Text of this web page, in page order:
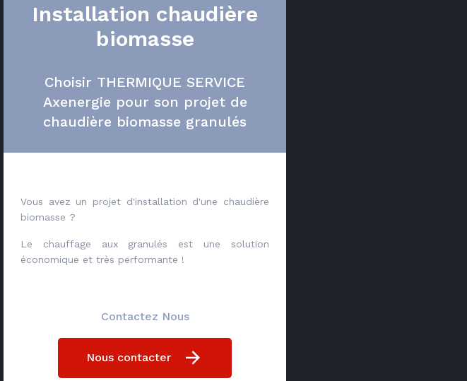
Installation chaudière
biomasse
Choisir THERMIQUE SERVICE
Axenergie pour son projet de
chaudière biomasse granulés
Vous avez un projet d'installation d'une chaudière
biomasse ?
Le chauffage aux granulés est une solution
économique et très performante !
Contactez Nous
Nous contacter